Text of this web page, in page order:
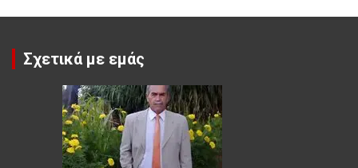
Σχετικά με εμάς